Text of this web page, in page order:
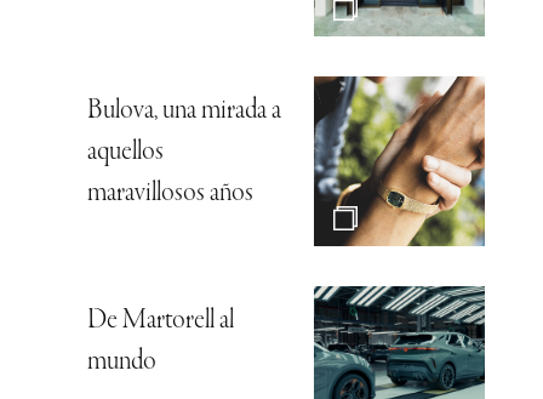
Bulova, una mirada a
aquellos
maravillosos años
De Martorell al
mundo